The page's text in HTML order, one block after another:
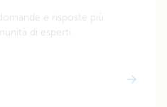
e risposte più
di esperti.